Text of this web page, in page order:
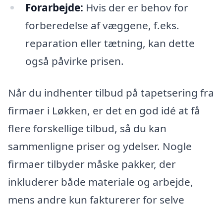
Forarbejde: Hvis der er behov for
forberedelse af væggene, f.eks.
reparation eller tætning, kan dette
også påvirke prisen.
Når du indhenter tilbud på tapetsering fra
firmaer i Løkken, er det en god idé at få
flere forskellige tilbud, så du kan
sammenligne priser og ydelser. Nogle
firmaer tilbyder måske pakker, der
inkluderer både materiale og arbejde,
mens andre kun fakturerer for selve